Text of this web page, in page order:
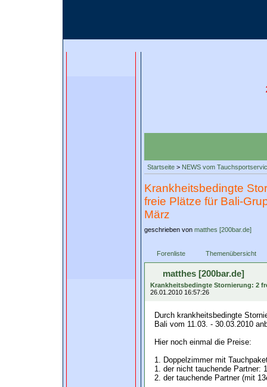
Startseite > NEWS vom
Krankheitsbedingte
freie Plätze für Bali-
März
geschrieben von matthes [200bar.de]
Forenliste Themenübersicht
matthes [200bar.de]
Krankheitsbedingte Stornierung: 2
26.01.2010 16:57:26
Durch krankheitsbedingte
Bali vom 11.03. - 30.03.2010
Hier noch einmal die Preise:
1. Doppelzimmer mit
1. der nicht tauchende Partner:
2. der tauchende Partner (mit